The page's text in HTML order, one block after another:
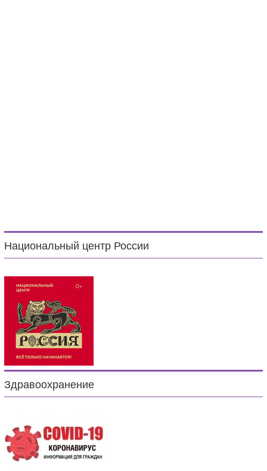
Национальный центр России
Здравоохранение